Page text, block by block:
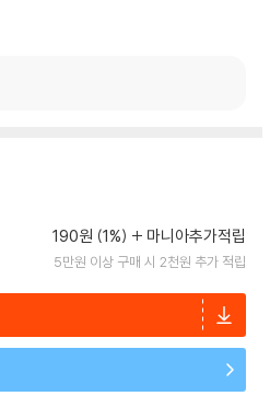
190원 (1%) 마니아추가적립
5만원 이상 구매 시 2천원 추가 적립